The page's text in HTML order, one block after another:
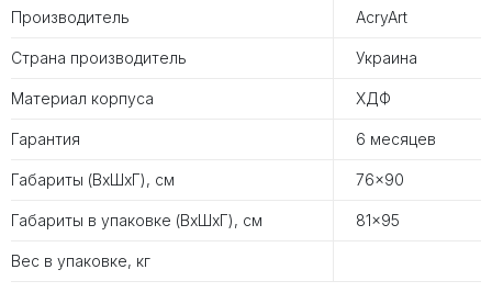
Производитель AcryArt
Страна производитель Украина
Материал корпуса ХДФ
Гарантия 6 месяцев
Габариты (ВхШхГ), см 76x90
Габариты в упаковке (ВхШхГ), см 81x95
Вес в упаковке, кг